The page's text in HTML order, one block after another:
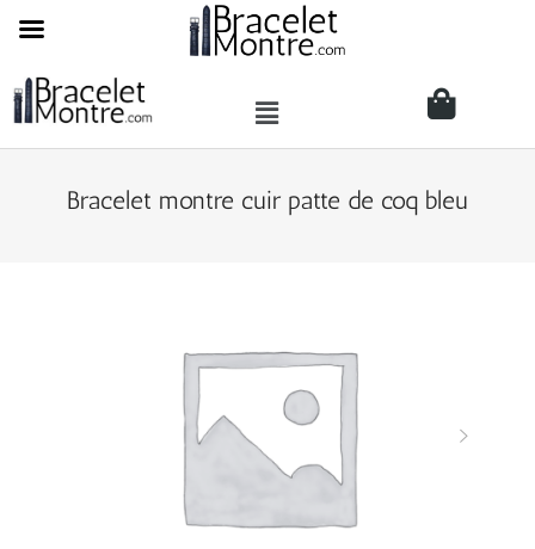
Bracelet montre cuir patte de coq bleu